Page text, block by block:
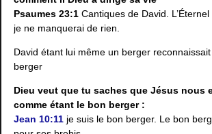
Psaumes 23:1 Cantiques de David.
je ne manquerai de rien.
David étant lui même un berger
berger
Dieu veut que tu saches que Jésus nous
comme étant le bon berger :
Jean 10:11 je suis le bon berger. Le bon